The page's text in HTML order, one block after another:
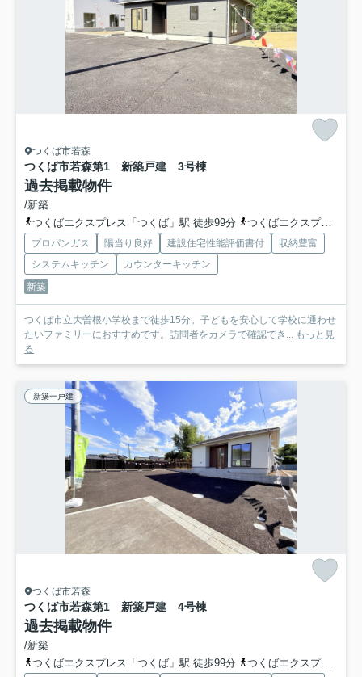
つくば市若森
つくば市若森第1 新築戸建 3号棟
過去掲載物件
/新築
つくばエクスプレス「つくば」駅 徒歩99分
つくばエクスプレス「研究学園」駅 徒歩99分
プロパンガス 陽当り良好 建設住宅性能評価書付
収納豊富
システムキッチン
カウンターキッチン
新築
つくば市立大曽根小学校まで徒歩15分。子どもを安心して学校に通わせ
たいファミリーにおすすめです。訪問者をカメラで確認でき... もっと見
る
新築一戸建
つくば市若森
つくば市若森第1 新築戸建 4号棟
過去掲載物件
/新築
つくばエクスプレス「つくば」駅 徒歩99分
つくばエクスプレス「研究学園」駅 徒歩99分